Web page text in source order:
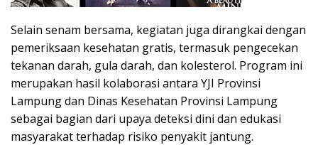
Selain senam bersama, kegiatan juga dirangkai dengan
pemeriksaan kesehatan gratis, termasuk pengecekan
tekanan darah, gula darah, dan kolesterol. Program ini
merupakan hasil kolaborasi antara YJI Provinsi
Lampung dan Dinas Kesehatan Provinsi Lampung
sebagai bagian dari upaya deteksi dini dan edukasi
masyarakat terhadap risiko penyakit jantung.